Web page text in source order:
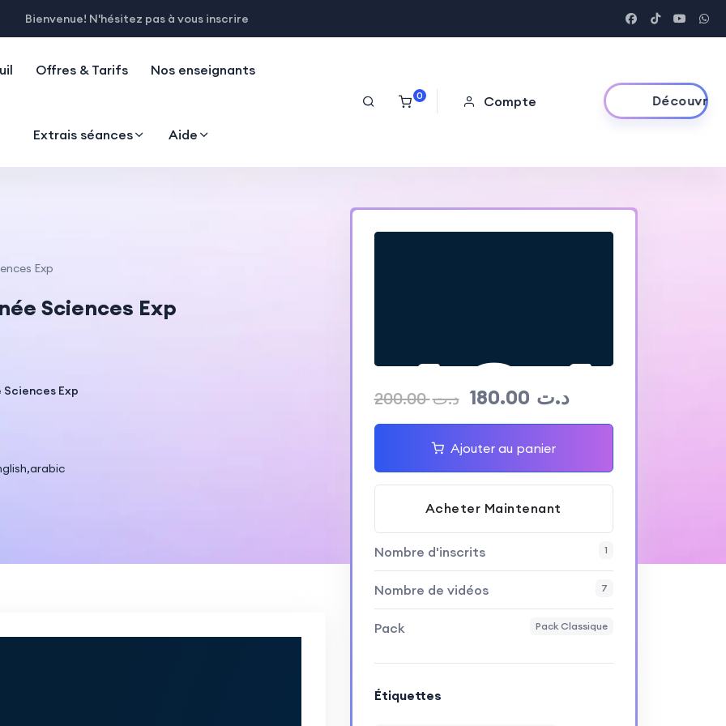
Bienvenue! N'hésitez pas à vous inscrire
Offres & Tarifs Nos enseignants
Extrais séances Aide
0 Compte Découvrir!
Exp
Sciences Exp
Exp 200.00د.ت 180.00 د.ت
Ajouter au panier
Acheter Maintenant
Nombre d'inscrits 1
Nombre de vidéos 7
Pack Pack Classique
Étiquettes